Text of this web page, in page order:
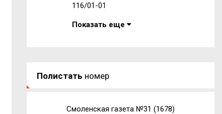
116/01-01
Показать еще
Полистать номер
Смоленская газета №31 (1678)